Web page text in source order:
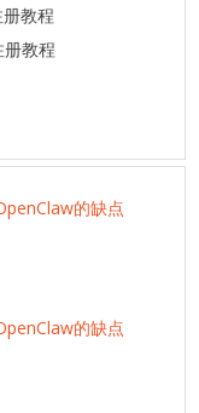
教程
教程
的缺点
的缺点